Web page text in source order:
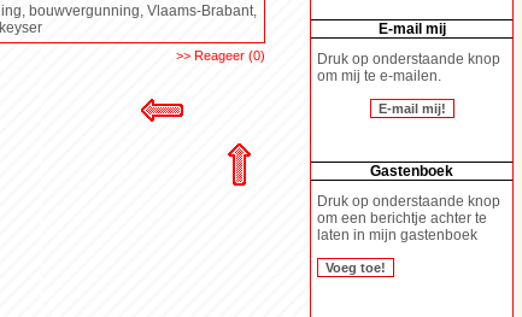
bouwvergunning, Vlaams-Brabant,
>> Reageer (0)
E-mail mij
Druk op onderstaande knop
om mij te e-mailen.
Gastenboek
Druk op onderstaande knop
om een berichtje achter te
laten in mijn gastenboek